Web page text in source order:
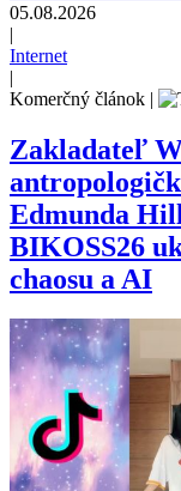
05.08.2026
|
Internet
|
Komerčný článok |
Zakladateľ
Edmunda
BIKOSS26
chaosu a AI